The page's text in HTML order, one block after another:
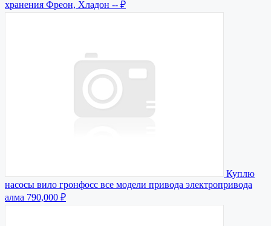
хранения Фреон, Хладон -- ₽
Куплю
насосы вило гронфосс все модели привода электропривода
алма 790,000 ₽